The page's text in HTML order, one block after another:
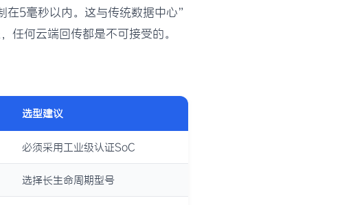
5毫秒以内。这与传统数据中心”
何云端回传都是不可接受的。
选型建议
必须采用工业级认证SoC
选择长生命周期型号